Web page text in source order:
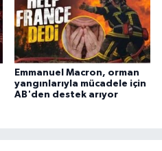
Emmanuel Macron, orman
yangınlarıyla mücadele için
AB'den destek arıyor